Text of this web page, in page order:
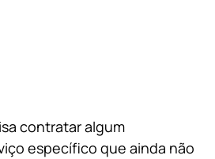
contratar algum
específico que ainda não